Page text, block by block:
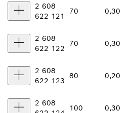
2 608
622 121
70 0,30
2 608
622 122
70 0,30
2 608
622 123
80 0,20
2 608
100 0,30